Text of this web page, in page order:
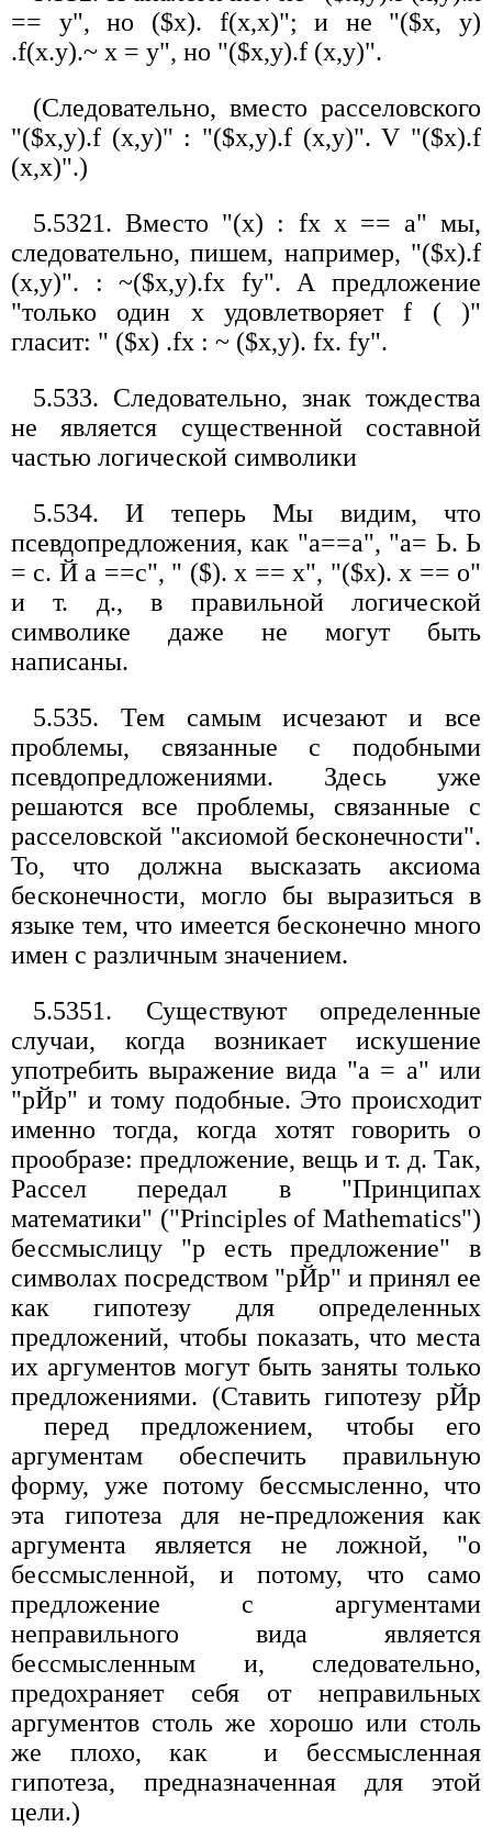
== y", но ($х). f(x,x)"; и не "($х, у)
.f(x.y).~ х = у", но "($х,y).f (х,у)".
(Следовательно, вместо расселовского
"($х,y).f (х,у)" : "($х,y).f (х,у)". V "($х).f
(х,x)".)
5.5321. Вместо "(х) : fх х == а" мы,
следовательно, пишем, например, "($х).f
(х,у)". : ~($х,y).fх fу". А предложение
"только один х удовлетворяет f ( )"
гласит: " ($х) .fx : ~ ($х,y). fx. fy".
5.533. Следовательно, знак тождества
не является существенной составной
частью логической символики
5.534. И теперь Мы видим, что
псевдопредложения, как "а==а", "а= Ь. Ь
= с. Й а ==с", " ($). х == х", "($х). х == о"
и т. д., в правильной логической
символике даже не могут быть
написаны.
5.535. Тем самым исчезают и все
проблемы, связанные с подобными
псевдопредложениями. Здесь уже
решаются все проблемы, связанные с
расселовской "аксиомой бесконечности".
То, что должна высказать аксиома
бесконечности, могло бы выразиться в
языке тем, что имеется бесконечно много
имен с различным значением.
5.5351. Существуют определенные
случаи, когда возникает искушение
употребить выражение вида "а = а" или
"рЙр" и тому подобные. Это происходит
именно тогда, когда хотят говорить о
прообразе: предложение, вещь и т. д. Так,
Рассел передал в "Принципах
математики" ("Principles of Mathematics")
бессмыслицу "р есть предложение" в
символах посредством "рЙр" и принял ее
как гипотезу для определенных
предложений, чтобы показать, что места
их аргументов могут быть заняты только
предложениями. (Ставить гипотезу рЙр
перед предложением, чтобы его
аргументам обеспечить правильную
форму, уже потому бессмысленно, что
эта гипотеза для не-предложения как
аргумента является не ложной, "о
бессмысленной, и потому, что само
предложение с аргументами
неправильного вида является
бессмысленным и, следовательно,
предохраняет себя от неправильных
аргументов столь же хорошо или столь
же плохо, как и бессмысленная
гипотеза, предназначенная для этой
цели.)